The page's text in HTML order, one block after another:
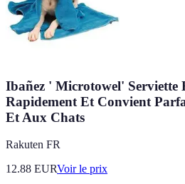
Ibañez ' Microtowel' Serviette
Rapidement Et Convient
Et Aux Chats
Rakuten FR
12.88 EURVoir le prix